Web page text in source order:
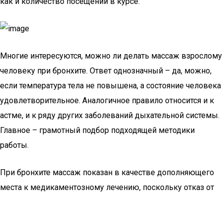
Многие интересуются, можно ли делать массаж взрослому
человеку при бронхите. Ответ однозначный – да, можно,
если температура тела не повышена, а состояние человека
удовлетворительное. Аналогичное правило относится и к
астме, и к ряду других заболеваний дыхательной системы.
Главное – грамотный подбор подходящей методики
работы.
При бронхите массаж показан в качестве дополняющего
места к медикаментозному лечению, поскольку отказ от